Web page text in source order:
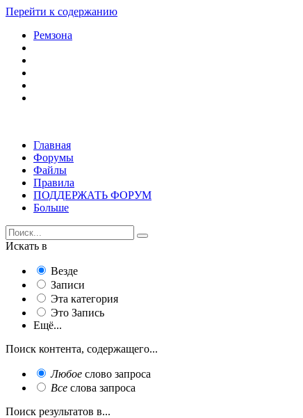
Перейти к содержанию
Ремзона
Главная
Форумы
Файлы
Правила
ПОДДЕРЖАТЬ ФОРУМ
Больше
Искать в
Везде
Записи
Эта категория
Это Запись
Ещё...
Поиск контента, содержащего...
Любое слово запроса
Все слова запроса
Поиск результатов в...